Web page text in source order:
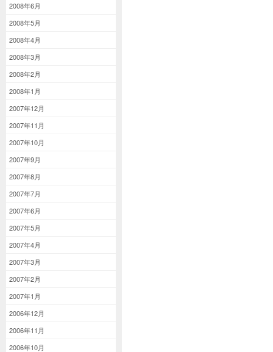
2008年6月
2008年5月
2008年4月
2008年3月
2008年2月
2008年1月
2007年12月
2007年11月
2007年10月
2007年9月
2007年8月
2007年7月
2007年6月
2007年5月
2007年4月
2007年3月
2007年2月
2007年1月
2006年12月
2006年11月
2006年10月